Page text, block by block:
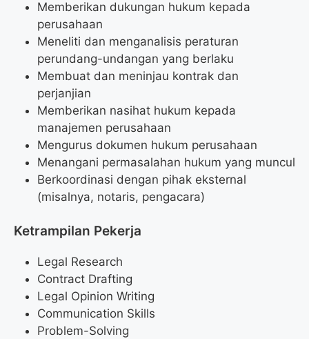
Memberikan dukungan hukum kepada
perusahaan
Meneliti dan menganalisis peraturan
perundang-undangan yang berlaku
Membuat dan meninjau kontrak dan
perjanjian
Memberikan nasihat hukum kepada
manajemen perusahaan
Mengurus dokumen hukum perusahaan
Menangani permasalahan hukum yang muncul
Berkoordinasi dengan pihak eksternal
(misalnya, notaris, pengacara)
Ketrampilan Pekerja
Legal Research
Contract Drafting
Legal Opinion Writing
Communication Skills
Problem-Solving